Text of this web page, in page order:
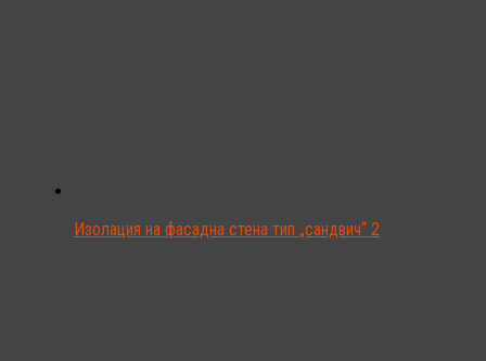
Изолация на фасадна стена тип „сандвич“ 2